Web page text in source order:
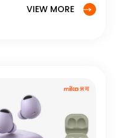
#手機 #Google手
VIEW MORE